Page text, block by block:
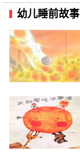
幼儿睡前故事